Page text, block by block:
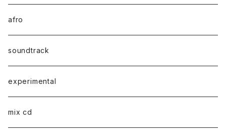
afro
soundtrack
experimental
mix cd